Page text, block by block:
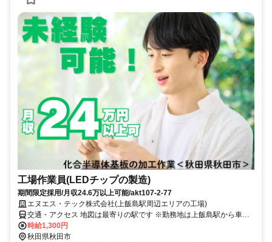
工場作業員(LEDチップの製造)
期間限定採用/月収24.6万以上可能/akt107-2-77
エヌエス・テック株式会社(上飯島駅周辺エリアの工場)
交通・アクセス 地図は最寄りの駅です ※勤務地は上飯島駅から車で
10分圏内 ※車通勤OK
時給1,300円
秋田県秋田市